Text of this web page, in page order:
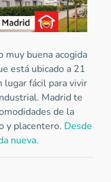
muy buena acogida
está ubicado a 21
lugar fácil para vivir
Madrid te
de la
y placentero. Desde
nueva.